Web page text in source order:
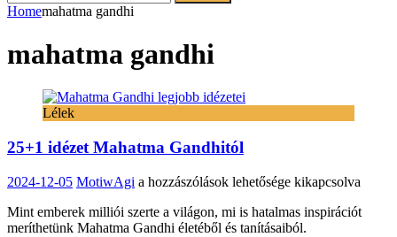
Homemahatma gandhi
mahatma gandhi
Lélek
25+1 idézet Mahatma Gandhitól
2024-12-05 MotiwAgi 25+1
Mahatma
Gandhitól
a hozzászólások lehetősége kikapcsolva
Mint emberek milliói szerte a világon, mi is hatalmas inspirációt
meríthetünk Mahatma Gandhi életéből és tanításaiból.